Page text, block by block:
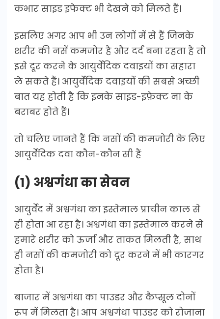
कभार साइड इफेक्ट भी देखने को मिलते हैं।
इसलिए अगर आप भी उन लोगों में से हैं जिनके
शरीर की नसें कमजोर है और दर्द बना रहता है तो
इसे दूर करने के आयुर्वेदिक दवाइयों का सहारा
ले सकते हैं। आयुर्वेदिक दवाइयों की सबसे अच्छी
बात यह होती है कि इनके साइड-इफ़ेक्ट ना के
बराबर होते हैं।
तो चलिए जानते हैं कि नसों की कमजोरी के लिए
आयुर्वेदिक दवा कौन-कौन सी हैं
(1) अश्वगंधा का सेवन
आयुर्वेद में अश्वगंधा का इस्तेमाल प्राचीन काल से
ही होता आ रहा है। अश्वगंधा का इस्तेमाल करने से
हमारे शरीर को ऊर्जा और ताकत मिलती है, साथ
ही नसों की कमजोरी को दूर करने में भी कारगर
होता है।
बाजार में अश्वगंधा का पाउडर और कैप्सूल दोनों
रूप में मिलता है। आप अश्वगंधा पाउडर को रोजाना